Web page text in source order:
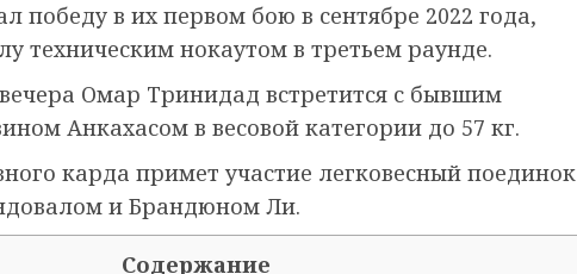
победу в их первом бою в сентябре 2022 года,
техническим нокаутом в третьем раунде.
Омар Тринидад встретится с бывшим
Анкахасом в весовой категории до 57 кг.
карда примет участие легковесный поединок
и Брандюном Ли.
Содержание